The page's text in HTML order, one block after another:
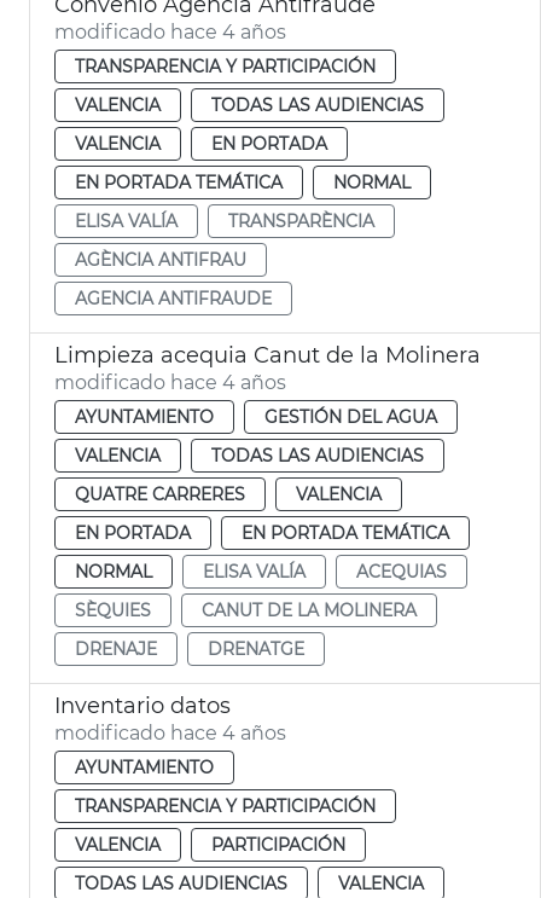
modificado hace 4 años
TRANSPARENCIA Y PARTICIPACIÓN
VALENCIA
TODAS LAS AUDIENCIAS
VALENCIA
EN PORTADA
EN PORTADA TEMÁTICA
NORMAL
ELISA VALÍA
TRANSPARÈNCIA
AGÈNCIA ANTIFRAU
AGENCIA ANTIFRAUDE
Limpieza acequia Canut de la Molinera
modificado hace 4 años
AYUNTAMIENTO
GESTIÓN DEL AGUA
VALENCIA
TODAS LAS AUDIENCIAS
QUATRE CARRERES
VALENCIA
EN PORTADA
EN PORTADA TEMÁTICA
NORMAL
ELISA VALÍA
ACEQUIAS
SÈQUIES
CANUT DE LA MOLINERA
DRENAJE
DRENATGE
Inventario datos
modificado hace 4 años
AYUNTAMIENTO
TRANSPARENCIA Y PARTICIPACIÓN
VALENCIA
PARTICIPACIÓN
TODAS LAS AUDIENCIAS
VALENCIA